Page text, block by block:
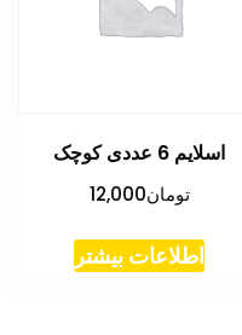
اسلایم 6 عددی کوچک
تومان12,000
اطلاعات بیشتر